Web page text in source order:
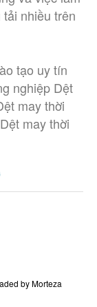
nhiều trên
tạo uy tín
nghiệp Dệt
may thời
may thời
by Morteza